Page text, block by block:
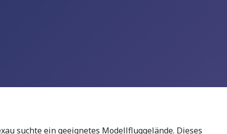
suchte ein geeignetes Modellfluggelände. Dieses